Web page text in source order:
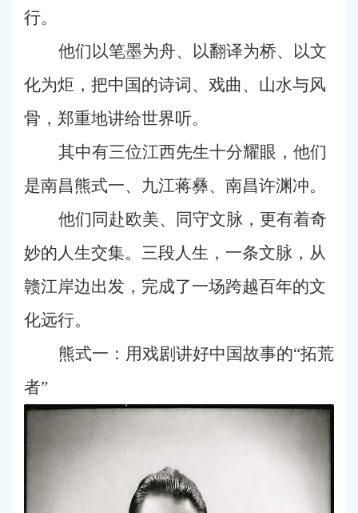
行。
他们以笔墨为舟、以翻译为桥、以文
化为炬，把中国的诗词、戏曲、山水与风
骨，郑重地讲给世界听。
其中有三位江西先生十分耀眼，他们
是南昌熊式一、九江蒋彝、南昌许渊冲。
他们同赴欧美、同守文脉，更有着奇
妙的人生交集。三段人生，一条文脉，从
赣江岸边出发，完成了一场跨越百年的文
化远行。
熊式一：用戏剧讲好中国故事的“拓荒
者”